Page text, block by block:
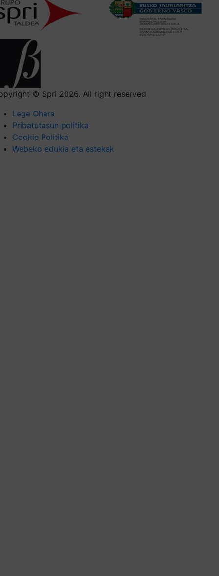
© Spri 2026. All right reserved
Lege Ohara
Pribatutasun politika
Cookie Politika
Webeko edukia eta estekak